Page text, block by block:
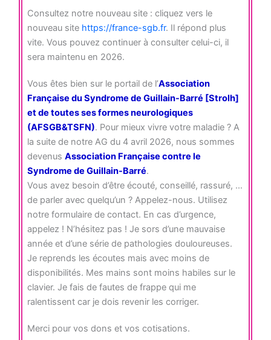
Consultez notre nouveau site : cliquez vers le
nouveau site https://france-sgb.fr. Il répond plus
vite. Vous pouvez continuer à consulter celui-ci, il
sera maintenu en 2026.
Vous êtes bien sur le portail de l’Association
Française du Syndrome de Guillain-Barré [Strolh]
et de toutes ses formes neurologiques
(AFSGB&TSFN). Pour mieux vivre votre maladie ? A
la suite de notre AG du 4 avril 2026, nous sommes
devenus Association Française contre le
Syndrome de Guillain-Barré.
Vous avez besoin d’être écouté, conseillé, rassuré, …
de parler avec quelqu’un ? Appelez-nous. Utilisez
notre formulaire de contact. En cas d’urgence,
appelez ! N’hésitez pas ! Je sors d’une mauvaise
année et d’une série de pathologies douloureuses.
Je reprends les écoutes mais avec moins de
disponibilités. Mes mains sont moins habiles sur le
clavier. Je fais de fautes de frappe qui me
ralentissent car je dois revenir les corriger.
Merci pour vos dons et vos cotisations.